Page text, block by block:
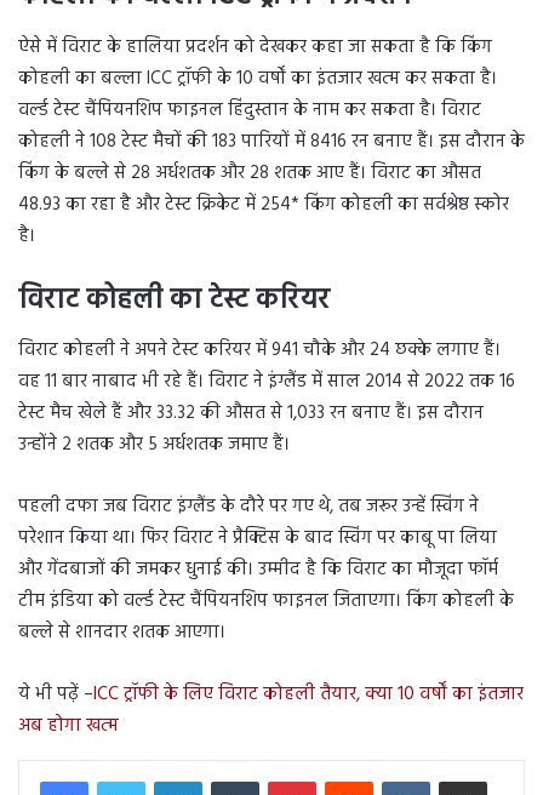
ऐसे में विराट के हालिया प्रदर्शन को देखकर कहा जा सकता है कि किंग
कोहली का बल्ला ICC ट्रॉफी के 10 वर्षों का इंतजार खत्म कर सकता है।
वर्ल्ड टेस्ट चैंपियनशिप फाइनल हिंदुस्तान के नाम कर सकता है। विराट
कोहली ने 108 टेस्ट मैचों की 183 पारियों में 8416 रन बनाए हैं। इस दौरान के
किंग के बल्ले से 28 अर्धशतक और 28 शतक आए हैं। विराट का औसत
48.93 का रहा है और टेस्ट क्रिकेट में 254* किंग कोहली का सर्वश्रेष्ठ स्कोर
है।
विराट कोहली का टेस्ट करियर
विराट कोहली ने अपने टेस्ट करियर में 941 चौके और 24 छक्के लगाए हैं।
वह 11 बार नाबाद भी रहे हैं। विराट ने इंग्लैंड में साल 2014 से 2022 तक 16
टेस्ट मैच खेले हैं और 33.32 की औसत से 1,033 रन बनाए हैं। इस दौरान
उन्होंने 2 शतक और 5 अर्धशतक जमाए हैं।
पहली दफा जब विराट इंग्लैंड के दौरे पर गए थे, तब जरूर उन्हें स्विंग ने
परेशान किया था। फिर विराट ने प्रैक्टिस के बाद स्विंग पर काबू पा लिया
और गेंदबाजों की जमकर धुनाई की। उम्मीद है कि विराट का मौजूदा फॉर्म
टीम इंडिया को वर्ल्ड टेस्ट चैंपियनशिप फाइनल जिताएगा। किंग कोहली के
बल्ले से शानदार शतक आएगा।
ये भी पढ़ें –ICC ट्रॉफी के लिए विराट कोहली तैयार, क्या 10 वर्षों का इंतजार
अब होगा खत्म
LinkedInTumblr PinterestReddit VKontakteShare via Email